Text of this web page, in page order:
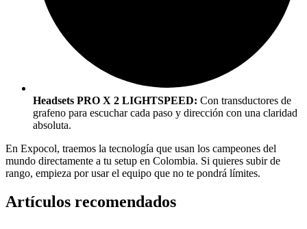
Headsets PRO X 2 LIGHTSPEED: Con transductores de
grafeno para escuchar cada paso y dirección con una claridad
absoluta.
En Expocol, traemos la tecnología que usan los campeones del
mundo directamente a tu setup en Colombia. Si quieres subir de
rango, empieza por usar el equipo que no te pondrá límites.
Artículos recomendados